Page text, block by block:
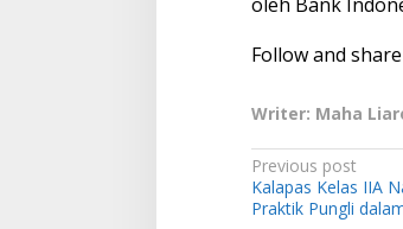
oleh Bank
Follow and share
Writer: Maha
P
o
Previous post
Kalapas Kelas IIA
Praktik Pungli